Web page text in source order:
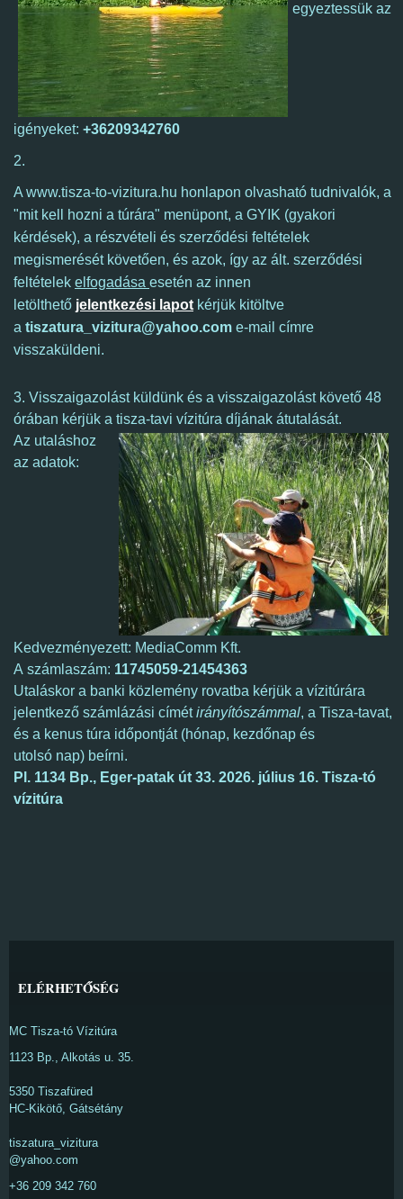
egyeztessük az
igényeket: +36209342760
2.
A www.tisza-to-vizitura.hu honlapon olvasható tudnivalók, a
"mit kell hozni a túrára" menüpont, a GYIK (gyakori
kérdések), a részvételi és szerződési feltételek
megismerését követően, és azok, így az ált. szerződési
feltételek elfogadása esetén az innen
letölthető jelentkezési lapot kérjük kitöltve
a tiszatura_vizitura@yahoo.com e-mail címre
visszaküldeni.
3. Visszaigazolást küldünk és a visszaigazolást követő 48
órában kérjük a tisza-tavi vízitúra díjának átutalását.
Az utaláshoz
az adatok:
Kedvezményezett: MediaComm Kft.
A számlaszám: 11745059-21454363
Utaláskor a banki közlemény rovatba kérjük a vízitúrára
jelentkező számlázási címétirányítószámmal, a Tisza-tavat,
és a kenus túra időpontját (hónap, kezdőnap és
utolsó nap) beírni.
Pl. 1134 Bp., Eger-patak út 33. 2026. július 16. Tisza-tó
vízitúra
ELÉRHETŐSÉG
MC Tisza-tó Vízitúra
1123 Bp., Alkotás u. 35.
5350 Tiszafüred
HC-Kikötő, Gátsétány
tiszatura_vizitura
@yahoo.com
+36 209 342 760